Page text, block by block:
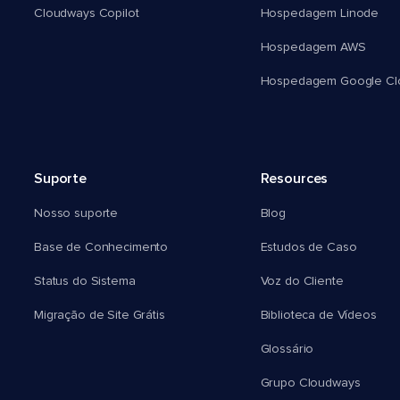
Cloudways Copilot Hospedagem Linode
Hospedagem AWS
Hospedagem Google
Suporte
Nosso suporte
Base de Conhecimento
Status do Sistema
Migração de Site Grátis
Resources
Blog
Estudos de Caso
Voz do Cliente
Biblioteca de Vídeos
Glossário
Grupo Cloudways